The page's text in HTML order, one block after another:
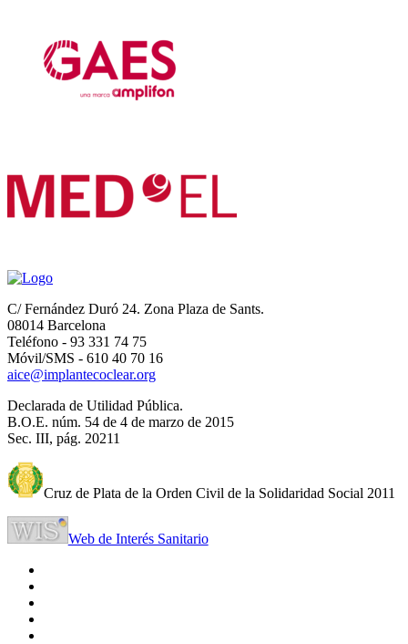
C/ Fernández Duró 24. Zona Plaza de Sants.
08014 Barcelona
Teléfono - 93 331 74 75
Móvil/SMS - 610 40 70 16
aice@implantecoclear.org
Declarada de Utilidad Pública.
B.O.E. núm. 54 de 4 de marzo de 2015
Sec. III, pág. 20211
Cruz de Plata de la Orden Civil de la Solidaridad Social 2011
Web de Interés Sanitario